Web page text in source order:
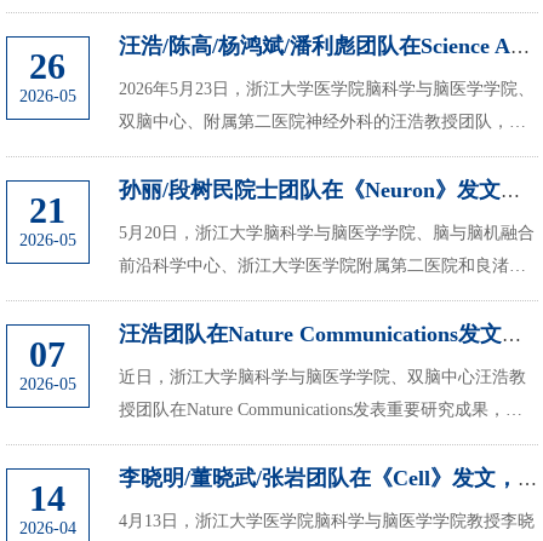
附属第二医院龚薇团队在Materials Today Bio在线发表题
为“SynClear: A one-step synchronous clear...
26
2026-05
汪浩/陈高/杨鸿斌/潘利彪团队在Science Advances发文，揭示内侧杏仁核后腹...
2026年5月23日，浙江大学医学院脑科学与脑医学学院、
双脑中心、附属第二医院神经外科的汪浩教授团队，联
合陈高教授、杨鸿斌研究员及潘利彪博士团队，在
Science Advances上在线发表了题为“The poster...
21
2026-05
孙丽/段树民院士团队在《Neuron》发文，揭示慢波睡眠主动缓解焦虑的脑干环...
5月20日，浙江大学脑科学与脑医学学院、脑与脑机融合
前沿科学中心、浙江大学医学院附属第二医院和良渚实
验室孙丽/段树民团队在《Neuron》上在线发表题
为“Slow-wave sleep engages brainstem circuitry to...
07
2026-05
汪浩团队在Nature Communications发文，揭秘高脂食物厌恶记忆的神经机制
近日，浙江大学脑科学与脑医学学院、双脑中心汪浩教
授团队在Nature Communications发表重要研究成果，题
为：A midbrain circuit for high-fat-food induced
conditioned taste aversion。首次构建了高脂固...
14
2026-04
李晓明/董晓武/张岩团队在《Cell》发文，合作设计大麻“去毒留效”新分子
4月13日，浙江大学医学院脑科学与脑医学学院教授李晓